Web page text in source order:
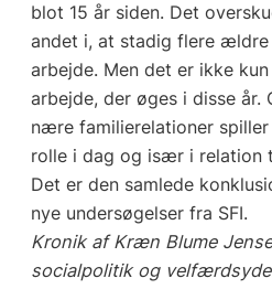
blot 15 år siden. Det
andet i, at stadig flere
arbejde. Men det er ikke
arbejde, der øges i disse år.
nære familierelationer
rolle i dag og især i relation
Det er den samlede
nye undersøgelser fra SFI.
Kronik af Kræn Blume
socialpolitik og